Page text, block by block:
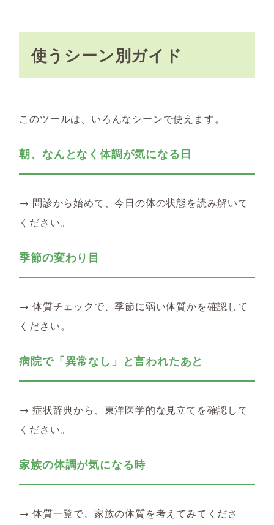
使うシーン別ガイド
このツールは、いろんなシーンで使えます。
朝、なんとなく体調が気になる日
→ 問診から始めて、今日の体の状態を読み解いて
ください。
季節の変わり目
→ 体質チェックで、季節に弱い体質かを確認して
ください。
病院で「異常なし」と言われたあと
→ 症状辞典から、東洋医学的な見立てを確認して
ください。
家族の体調が気になる時
→ 体質一覧で、家族の体質を考えてみてくださ